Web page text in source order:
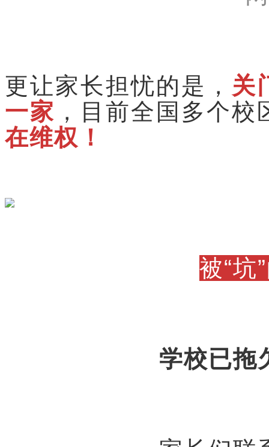
更让家长担忧的是， 关
一家 ，目前全国多个
在维权！
被“坑
学校已拖